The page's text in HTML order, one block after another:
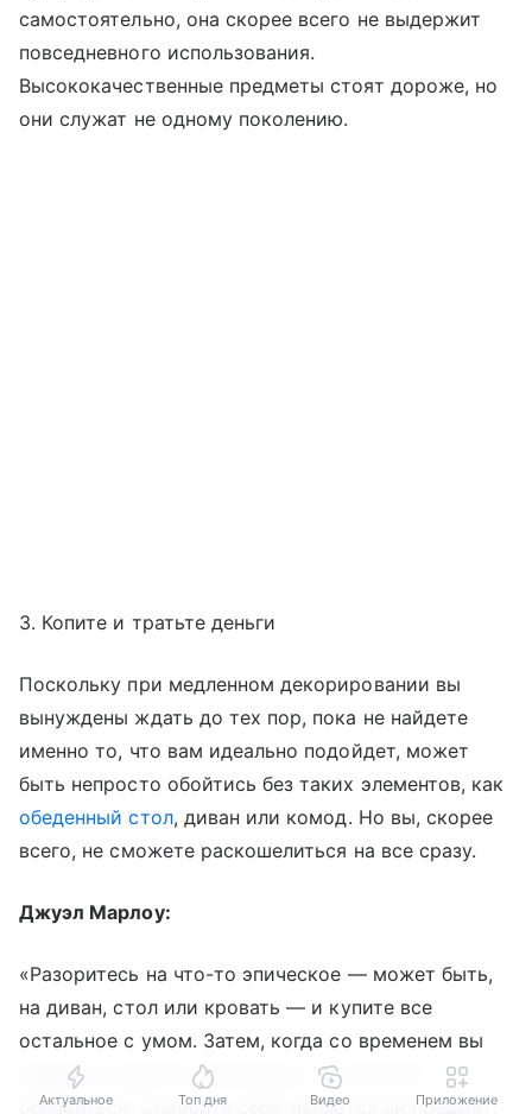
самостоятельно, она скорее всего не выдержит
повседневного использования.
Высококачественные предметы стоят дороже, но
они служат не одному поколению.
3. Копите и тратьте деньги
Поскольку при медленном декорировании вы
вынуждены ждать до тех пор, пока не найдете
именно то, что вам идеально подойдет, может
быть непросто обойтись без таких элементов, как
обеденный стол, диван или комод. Но вы, скорее
всего, не сможете раскошелиться на все сразу.
Джуэл Марлоу:
«Разоритесь на что-то эпическое — может быть,
на диван, стол или кровать — и купите все
остальное с умом. Затем, когда со временем вы
найдете и другие сокровища, то сможете
обновиться. Спросите себя, является ли предмет,
Актуальное Топ дня Видео Приложение